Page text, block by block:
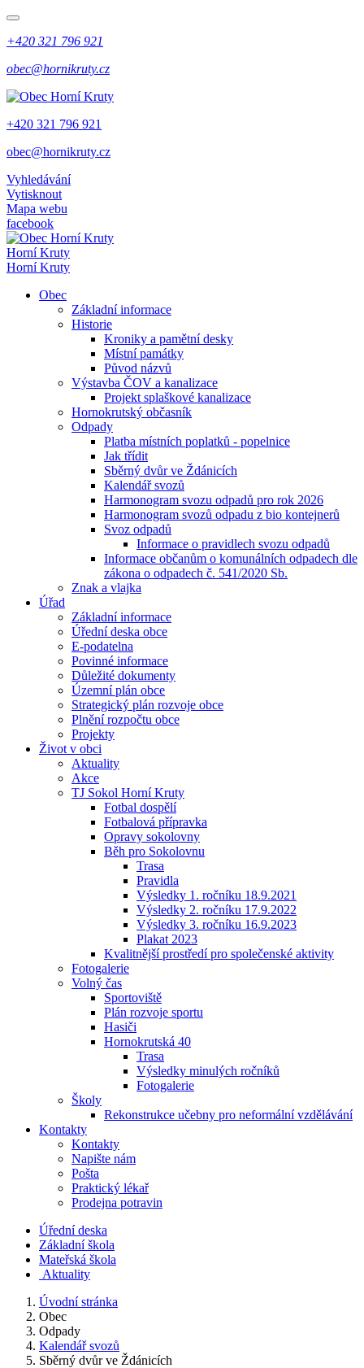
+420 321 796 921
obec@hornikruty.cz
+420 321 796 921
obec@hornikruty.cz
Vyhledávání
Vytisknout
Mapa webu
facebook
Horní Kruty
Horní Kruty
Obec
Základní informace
Historie
Kroniky a pamětní desky
Místní památky
Původ názvů
Výstavba ČOV a kanalizace
Projekt splaškové kanalizace
Hornokrutský občasník
Odpady
Platba místních poplatků - popelnice
Jak třídit
Sběrný dvůr ve Ždánicích
Kalendář svozů
Harmonogram svozu odpadů pro rok 2026
Harmonogram svozů odpadu z bio kontejnerů
Svoz odpadů
Informace o pravidlech svozu odpadů
Informace občanům o komunálních odpadech dle
zákona o odpadech č. 541/2020 Sb.
Znak a vlajka
Úřad
Základní informace
Úřední deska obce
E-podatelna
Povinné informace
Důležité dokumenty
Územní plán obce
Strategický plán rozvoje obce
Plnění rozpočtu obce
Projekty
Život v obci
Aktuality
Akce
TJ Sokol Horní Kruty
Fotbal dospělí
Fotbalová přípravka
Opravy sokolovny
Běh pro Sokolovnu
Trasa
Pravidla
Výsledky 1. ročníku 18.9.2021
Výsledky 2. ročníku 17.9.2022
Výsledky 3. ročníku 16.9.2023
Plakat 2023
Kvalitnější prostředí pro společenské aktivity
Fotogalerie
Volný čas
Sportoviště
Plán rozvoje sportu
Hasiči
Hornokrutská 40
Trasa
Výsledky minulých ročníků
Fotogalerie
Školy
Rekonstrukce učebny pro neformální vzdělávání
Kontakty
Kontakty
Napište nám
Pošta
Praktický lékař
Prodejna potravin
Úřední deska
Základní škola
Mateřská škola
Aktuality
Úvodní stránka
Obec
Odpady
Kalendář svozů
Sběrný dvůr ve Ždánicích